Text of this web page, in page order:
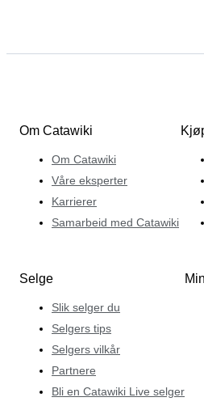
Om Catawiki
Om Catawiki
Våre eksperter
Karrierer
Samarbeid med Catawiki
Selge
Slik selger du
Selgers tips
Selgers vilkår
Partnere
Bli en Catawiki Live selger